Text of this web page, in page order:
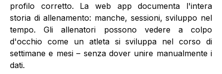
profilo corretto. La web app documenta l'intera
storia di allenamento: manche, sessioni, sviluppo nel
tempo. Gli allenatori possono vedere a colpo
d'occhio come un atleta si sviluppa nel corso di
settimane e mesi – senza dover unire manualmente i
dati.